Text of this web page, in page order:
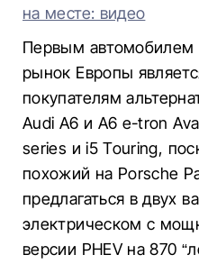
на месте: видео
Первым автомобилем
рынок Европы
покупателям
Audi A6 и A6 e-tron
series и i5 Touring,
похожий на Porsche
предлагаться в двух
электрическом с
версии PHEV на 870